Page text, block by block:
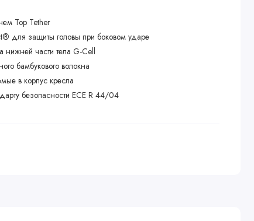
Top Tether
для защиты головы при боковом ударе
нижней части тела G-Cell
бамбукового волокна
в корпус кресла
безопасности ECE R 44/04